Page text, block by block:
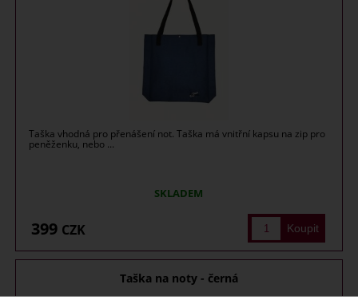
Taška vhodná pro přenášení not. Taška má vnitřní kapsu na zip pro
peněženku, nebo ...
SKLADEM
399 CZK
Taška na noty - černá